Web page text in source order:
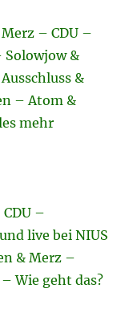
– CDU –
Solowjow &
&
– Atom &
mehr
–
live bei NIUS
& Merz –
Wie geht das?